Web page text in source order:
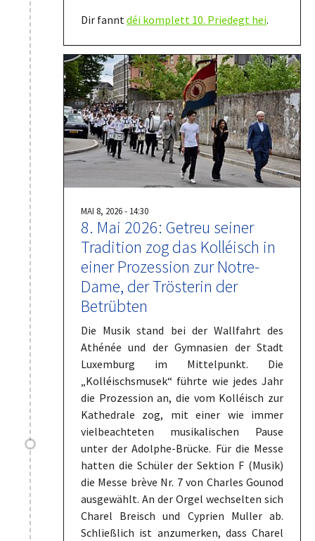
Dir fanntdéi komplett 10. Priedegt hei.
MAI 8, 2026 - 14:30
8. Mai 2026: Getreu seiner
Tradition zog das Kolléisch in
einer Prozession zur Notre-
Dame, der Trösterin der
Betrübten
Die Musik stand bei der Wallfahrt des
Athénée und der Gymnasien der Stadt
Luxemburg im Mittelpunkt. Die
„Kolléischsmusek“ führte wie jedes Jahr
die Prozession an, die vom Kolléisch zur
Kathedrale zog, mit einer wie immer
vielbeachteten musikalischen Pause
unter der Adolphe-Brücke. Für die Messe
hatten die Schüler der Sektion F (Musik)
die Messe brève Nr. 7 von Charles Gounod
ausgewählt. An der Orgel wechselten sich
Charel Breisch und Cyprien Muller ab.
Schließlich ist anzumerken, dass Charel